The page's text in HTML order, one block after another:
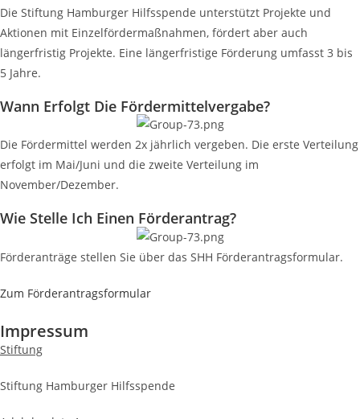
Die Stiftung Hamburger Hilfsspende unterstützt Projekte und
Aktionen mit Einzelfördermaßnahmen, fördert aber auch
längerfristig Projekte. Eine längerfristige Förderung umfasst 3 bis
5 Jahre.
Wann Erfolgt Die Fördermittelvergabe?
Die Fördermittel werden 2x jährlich vergeben. Die erste Verteilung
erfolgt im Mai/Juni und die zweite Verteilung im
November/Dezember.
Wie Stelle Ich Einen Förderantrag?
Förderanträge stellen Sie über das SHH Förderantragsformular.
Zum Förderantragsformular
Impressum
Stiftung
Stiftung Hamburger Hilfsspende